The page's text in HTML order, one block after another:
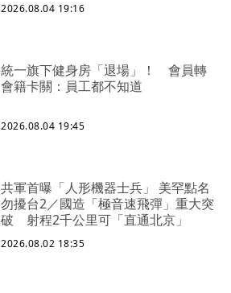
2026.08.04 19:16
統一旗下健身房「退場」！ 會員轉
會籍卡關：員工都不知道
2026.08.04 19:45
共軍首曝「人形機器士兵」 美罕點名
勿擾台2／國造「極音速飛彈」重大突
破 射程2千公里可「直通北京」
2026.08.02 18:35